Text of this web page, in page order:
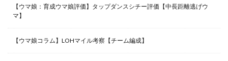
【ウマ娘：育成ウマ娘評価】タップダンスシチー評価【中長距離逃げウ
マ】
【ウマ娘コラム】LOHマイル考察【チーム編成】